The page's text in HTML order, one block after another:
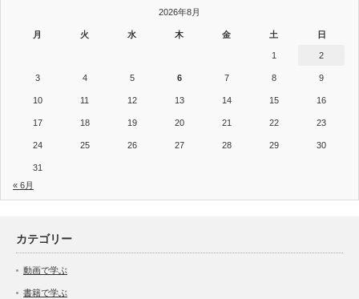
2026年8月
月 火 水 木 金 土 日
1 2
3 4 5 6 7 8 9
10 11 12 13 14 15 16
17 18 19 20 21 22 23
24 25 26 27 28 29 30
31
« 6月
カテゴリー
動画で学ぶ
書籍で学ぶ